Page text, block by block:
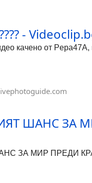
-
качено от
ШАНС ЗА
МИР ПРЕДИ КРАХА,